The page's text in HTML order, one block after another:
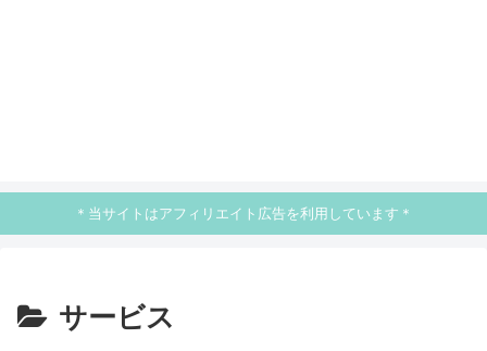
＊当サイトはアフィリエイト広告を利用しています＊
サービス